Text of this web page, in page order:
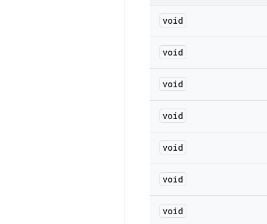
void
void
void
void
void
void
void